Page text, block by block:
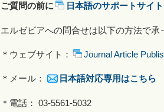
ご質問の前に 日本語のサポートサイト
エルゼビアへの問合せは以下の方法で承
＊ウェブサイト： Journal Article
＊メール： 日本語対応専用はこちら
＊電話： 03-5561-5032